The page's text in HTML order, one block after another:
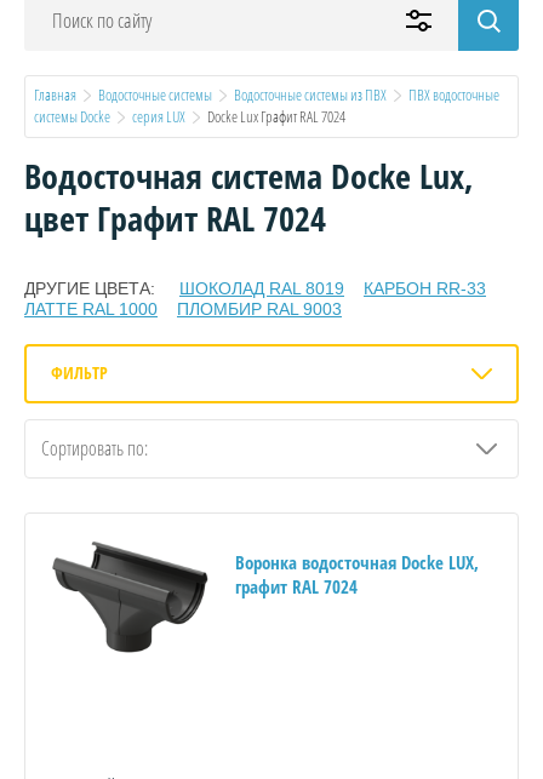
Главная Водосточные системы Водосточные системы из ПВХ
ПВХ водосточные
системы Docke
серия LUX
  Docke Lux Графит RAL 7024
Водосточная система Docke Lux,
цвет Графит RAL 7024
ДРУГИЕ ЦВЕТА: ШОКОЛАД RAL 8019
КАРБОН RR-33
ЛАТТЕ RAL 1000
ПЛОМБИР RAL 9003
ФИЛЬТР
Сортировать по:
Воронка водосточная Docke LUX,
графит RAL 7024